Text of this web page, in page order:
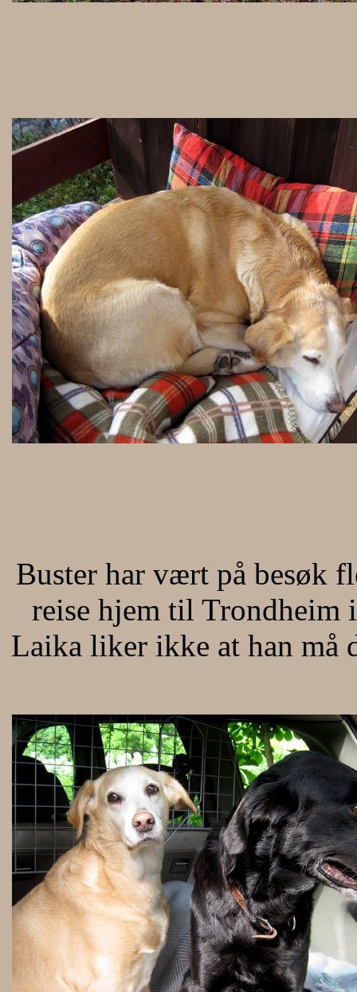
Buster har vært på besøk
reise hjem til Trondheim
Laika liker ikke at han må